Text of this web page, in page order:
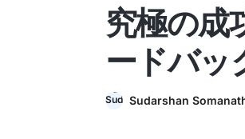
究極の成
ードバッ
Sudarshan